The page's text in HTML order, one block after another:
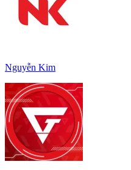
Nguyễn Kim